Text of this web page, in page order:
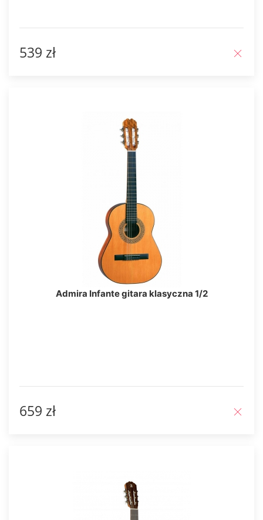
539 zł
Admira Infante gitara klasyczna 1/2
659 zł